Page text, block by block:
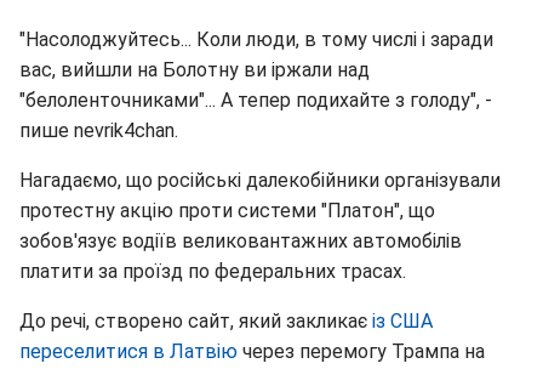
"Насолоджуйтесь... Коли люди, в тому числі і заради
вас, вийшли на Болотну ви іржали над
"белоленточниками"... А тепер подихайте з голоду", -
пише nevrik4chan.
Нагадаємо, що російські далекобійники організували
протестну акцію проти системи "Платон", що
зобов'язує водіїв великовантажних автомобілів
платити за проїзд по федеральних трасах.
До речі, створено сайт, який закликає із США
переселитися в Латвію через перемогу Трампа на